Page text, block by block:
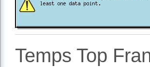
Temps Top